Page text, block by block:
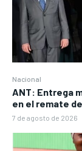
Nacional
ANT: Entrega
en el remate
7 de agosto de 2026